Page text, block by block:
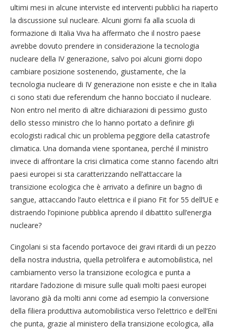
ultimi mesi in alcune interviste ed interventi pubblici ha riaperto
la discussione sul nucleare. Alcuni giorni fa alla scuola di
formazione di Italia Viva ha affermato che il nostro paese
avrebbe dovuto prendere in considerazione la tecnologia
nucleare della IV generazione, salvo poi alcuni giorni dopo
cambiare posizione sostenendo, giustamente, che la
tecnologia nucleare di IV generazione non esiste e che in Italia
ci sono stati due referendum che hanno bocciato il nucleare.
Non entro nel merito di altre dichiarazioni di pessimo gusto
dello stesso ministro che lo hanno portato a definire gli
ecologisti radical chic un problema peggiore della catastrofe
climatica. Una domanda viene spontanea, perché il ministro
invece di affrontare la crisi climatica come stanno facendo altri
paesi europei si sta caratterizzando nell’attaccare la
transizione ecologica che è arrivato a definire un bagno di
sangue, attaccando l’auto elettrica e il piano Fit for 55 dell’UE e
distraendo l’opinione pubblica aprendo il dibattito sull’energia
nucleare?
Cingolani si sta facendo portavoce dei gravi ritardi di un pezzo
della nostra industria, quella petrolifera e automobilistica, nel
cambiamento verso la transizione ecologica e punta a
ritardare l’adozione di misure sulle quali molti paesi europei
lavorano già da molti anni come ad esempio la conversione
della filiera produttiva automobilistica verso l’elettrico e dell’Eni
che punta, grazie al ministero della transizione ecologica, alla